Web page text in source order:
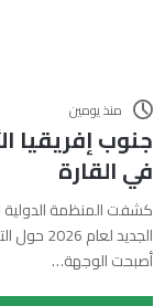
منذ يومين
جنوب إفريقيا
في القارة
كشفت المنظمة الدولية
الجديد
أصبحت الوجهة…